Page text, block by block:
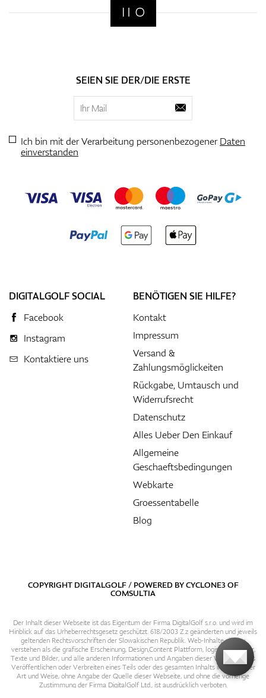
SEIEN SIE DER/DIE ERSTE
Ich bin mit der Verarbeitung personenbezogenerDaten
einverstanden
DIGITALGOLF SOCIAL
Facebook
Instagram
Kontaktiere uns
BENÖTIGEN SIE HILFE?
Kontakt
Impressum
Versand &
Zahlungsmöglickeiten
Rückgabe, Umtausch und
Widerrufsrecht
Datenschutz
Alles Ueber Den Einkauf
Allgemeine
Geschaeftsbedingungen
Webkarte
Groessentabelle
Blog
COPYRIGHT DIGITALGOLF / POWERED BYCYCLONE3OF
COMSULTIA
Der Inhalt dieser Webseite ist das Eigentum der Firma DigitalGolf s.r.o. und wird im
Hinblick auf das Urheberrechtsgesetz geschützt. 618/2003 Z.z geänderten und jeweils
geltenden Rechtsvorschriften der Slowakischen Republik. Web-Inhalte sind zu
verstehen als die grafische Erscheinung, Design,Content Plattform, logische Struktur,
Texte und Bilder, und alle anderen Informationen und Angaben dieser Webseite. Das
Veröffentlichen oder Verbreiten eines Teils oder des gesamten Inhalts in irgendeiner
Art und Weise, ohne Angabe der Quelle dieser Webseite, und ohne die vorherige
Zustimmung der Firma DigitalGolf Ltd., ist ausdrücklich verboten.